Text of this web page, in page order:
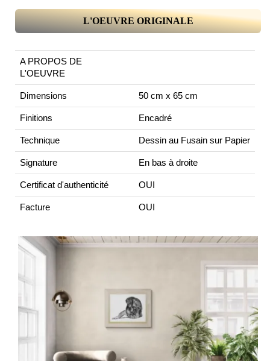
L'OEUVRE ORIGINALE
A PROPOS DE
L'OEUVRE
Dimensions 50 cm x 65 cm
Finitions Encadré
Technique Dessin au Fusain sur Papier
Signature En bas à droite
Certificat d'authenticité OUI
Facture OUI